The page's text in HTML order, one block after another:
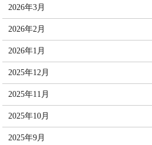
2026年3月
2026年2月
2026年1月
2025年12月
2025年11月
2025年10月
2025年9月